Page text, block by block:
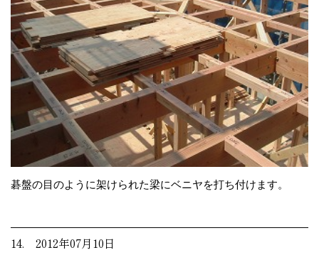
碁盤の目のように架けられた梁にベニヤを打ち付けます。
14. 2012年07月10日